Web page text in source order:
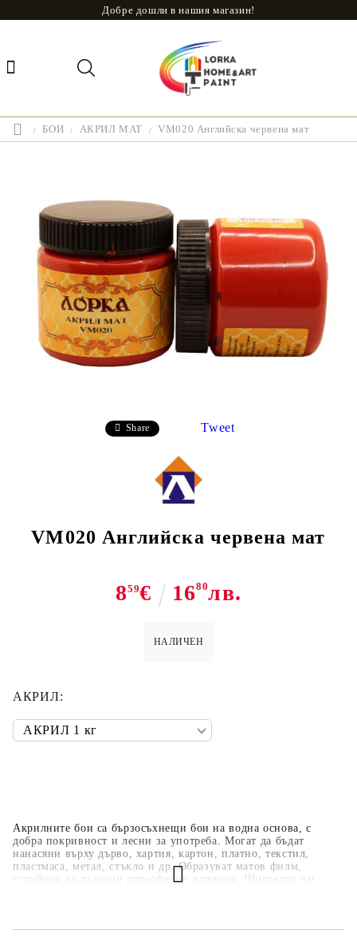
Добре дошли в нашия магазин!
БОИ АКРИЛ МАТ VM020 Английска червена мат
Share Tweet
VM020 Английска червена мат
859€ 1680лв.
НАЛИЧЕН
Акрилните бои са бързосъхнещи бои на водна основа, с
добра покривност и лесни за употреба. Могат да бъдат
нанасяни върху дърво, хартия, картон, платно, текстил,
пластмаса, метал, стъкло и др. Образуват матов филм,
устойчив на външни атмосферни влияния. Широкото им
цветова гама е над 35 цвята, но може да се произвеждат в над
АКРИЛ: